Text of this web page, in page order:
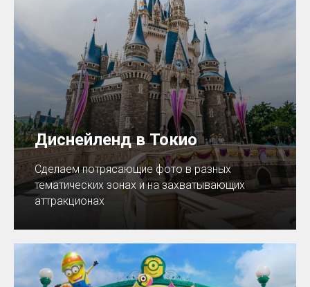
Диснейленд в Токио
Сделаем потрясающие фото в разных
тематических зонах и на захватывающих
аттракционах